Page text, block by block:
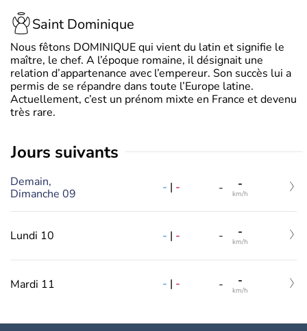
Saint Dominique
Nous fêtons DOMINIQUE qui vient du latin et signifie le
maître, le chef. A l’époque romaine, il désignait une
relation d’appartenance avec l’empereur. Son succès lui a
permis de se répandre dans toute l’Europe latine.
Actuellement, c’est un prénom mixte en France et devenu
très rare.
jours suivants
Demain,
Dimanche 09
- | - - -
km/h
Lundi 10 - | - - -
km/h
Mardi 11 - | - - -
km/h